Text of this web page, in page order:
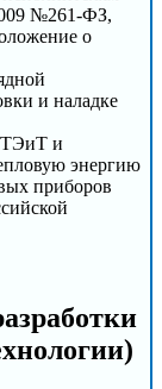
№261-ФЗ,
о
и наладке
и
энергию
приборов